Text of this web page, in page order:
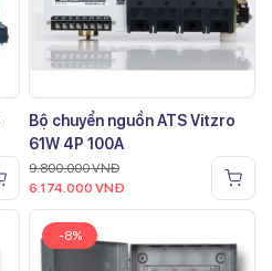
Bộ chuyển nguồn ATS Vitzro
61W 4P 100A
9.800.000VNĐ
6.174.000 VNĐ
-8%